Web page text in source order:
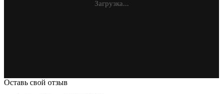
Загрузка...
Оставь свой отзыв